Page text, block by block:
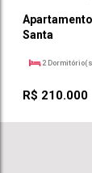
Santa
R$ 210.000
2